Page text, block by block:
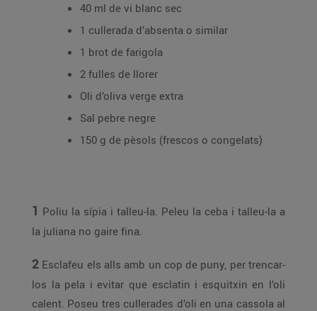
40 ml de vi blanc sec
1 cullerada d’absenta o similar
1 brot de farigola
2 fulles de llorer
Oli d’oliva verge extra
Sal pebre negre
150 g de pèsols (frescos o congelats)
1 Poliu la sípia i talleu-la. Peleu la ceba i talleu-la a
la juliana no gaire fina.
2 Esclafeu els alls amb un cop de puny, per trencar-
los la pela i evitar que esclatin i esquitxin en l’oli
calent. Poseu tres cullerades d’oli en una cassola al